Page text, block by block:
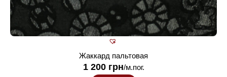
Жаккард пальтовая
1 200 грн/м.пог.